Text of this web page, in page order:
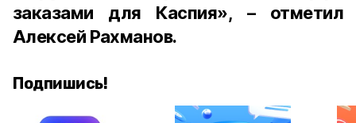
заказами для Каспия», – отметил
Алексей Рахманов.
Подпишись!